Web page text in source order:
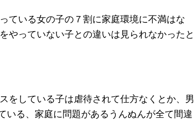
ている女の子の７割に家庭環境に不満はな
やっていない子との違いは見られなかったと
をしている子は虐待されて仕方なくとか、男
いる、家庭に問題があるうんぬんが全て間違